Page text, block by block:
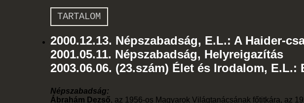
TARTALOM
2000.12.13. Népszabadság, E.L.: A Haider-
2001.05.11. Népszabadság, Helyreigazítás
2003.06.06. (23.szám) Élet és Irodalom,
Népszabadság:
Ábrahám Dezső, az 1956-os Magyarok Világtanácsának főtitkára, az